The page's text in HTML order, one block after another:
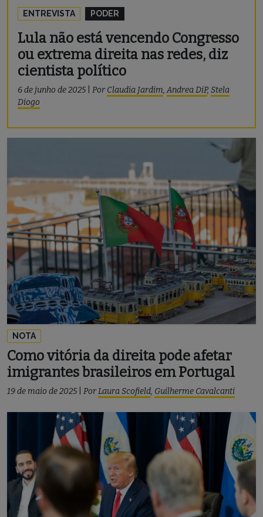
ENTREVISTA PODER
Lula não está vencendo Congresso
ou extrema direita nas redes, diz
cientista político
6 de junho de 2025 Por Claudia Jardim,Andrea DiP, Stela
Diogo
NOTA
Como vitória da direita pode afetar
imigrantes brasileiros em Portugal
19 de maio de 2025 PorLaura Scofield, Guilherme Cavalcanti